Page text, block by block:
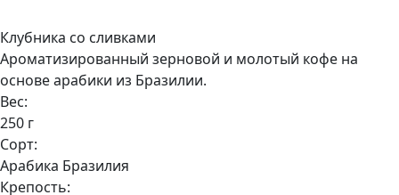
Клубника со сливками
Ароматизированный зерновой и молотый кофе на
основе арабики из Бразилии.
Вес:
250 г
Сорт:
Арабика Бразилия
Крепость: